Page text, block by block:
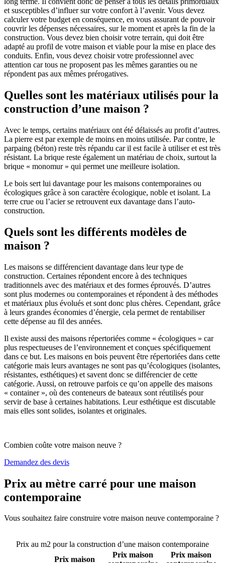
et susceptibles d’influer sur votre confort à l’avenir. Vous devez
calculer votre budget en conséquence, en vous assurant de pouvoir
couvrir les dépenses nécessaires, sur le moment et après la fin de la
construction. Vous devez bien choisir votre terrain, qui doit être
adapté au profil de votre maison et viable pour la mise en place des
conduits. Enfin, vous devez choisir votre professionnel avec
attention car tous ne proposent pas les mêmes garanties ou ne
répondent pas aux mêmes prérogatives.
Quelles sont les matériaux utilisés pour la
construction d’une maison ?
Avec le temps, certains matériaux ont été délaissés au profit d’autres.
La pierre est par exemple de moins en moins utilisée. Par contre, le
parpaing (béton) reste très répandu car il est facile à utiliser et est très
résistant. La brique reste également un matériau de choix, surtout la
brique « monomur » qui permet une meilleure isolation.
Le bois sert lui davantage pour les maisons contemporaines ou
écologiques grâce à son caractère écologique, noble et isolant. La
terre crue ou l’acier se retrouvent eux davantage dans l’auto-
construction.
Quels sont les différents modèles de
maison ?
Les maisons se différencient davantage dans leur type de
construction. Certaines répondent encore à des techniques
traditionnels avec des matériaux et des formes éprouvés. D’autres
sont plus modernes ou contemporaines et répondent à des méthodes
et matériaux plus évolués et sont donc plus chères. Cependant, grâce
à leurs grandes économies d’énergie, cela permet de rentabiliser
cette dépense au fil des années.
Il existe aussi des maisons répertoriées comme « écologiques » car
plus respectueuses de l’environnement et conçues spécifiquement
dans ce but. Les maisons en bois peuvent être répertoriées dans cette
catégorie mais leurs avantages ne sont pas qu’écologiques (isolantes,
résistantes, esthétiques) et savent donc se différencier de cette
catégorie. Aussi, on retrouve parfois ce qu’on appelle des maisons
« container », où des conteneurs de bateaux sont réutilisés pour
servir de base à certaines habitations. Leur esthétique est discutable
mais elles sont solides, isolantes et originales.
Combien coûte votre maison neuve ?
Demandez des devis
Prix au mètre carré pour une maison
contemporaine
Vous souhaitez faire construire votre maison neuve contemporaine ?
Prix au m2 pour la construction d’une maison contemporaine
Prix maison
Prix maison
Prix maison